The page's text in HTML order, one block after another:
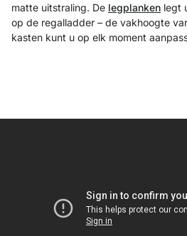
matte uitstraling. De legplanken legt
op de regalladder – de vakhoogte
kasten kunt u op elk moment